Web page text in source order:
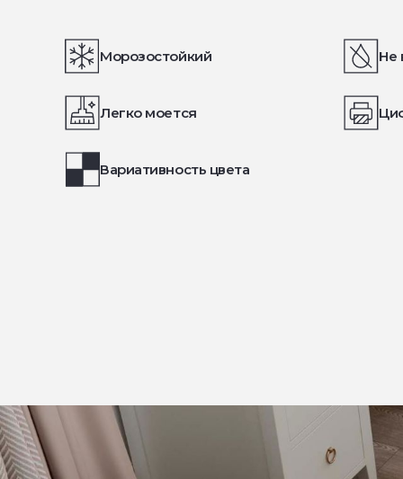
Морозостойкий Не
Легко моется
Вариативность цвета